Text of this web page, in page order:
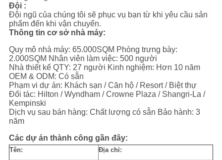
Đội :
Đội ngũ của chúng tôi sẽ phục vụ bạn từ khi yêu cầu sản
phẩm đến khi vận chuyển.
Thông tin cơ sở nhà máy:
Quy mô nhà máy: 65.000SQM Phòng trưng bày:
2.000SQM Nhân viên làm việc: 500 người
Nhà thiết kế QTY: 27 người Kinh nghiệm: Hơn 10 năm
OEM & ODM: Có sẵn
Phạm vi dự án: Khách sạn / Căn hộ / Resort / Biệt thự
Đối tác: Hilton / Wyndham / Crowne Plaza / Shangri-La /
Kempinski
Dịch vụ sau bán hàng: Chất lượng có sẵn Bảo hành: 3
năm
Các dự án thành công gần đây:
Tên: Địa chỉ: